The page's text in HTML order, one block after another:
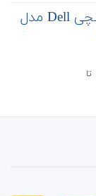
لپ تاپ 14 اینچی Dell مدل
‌ تا ‌